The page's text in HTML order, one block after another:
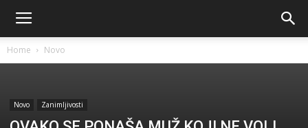
Home Novo
Novo Zanimljivosti